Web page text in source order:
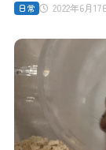
2022年6月17
日常